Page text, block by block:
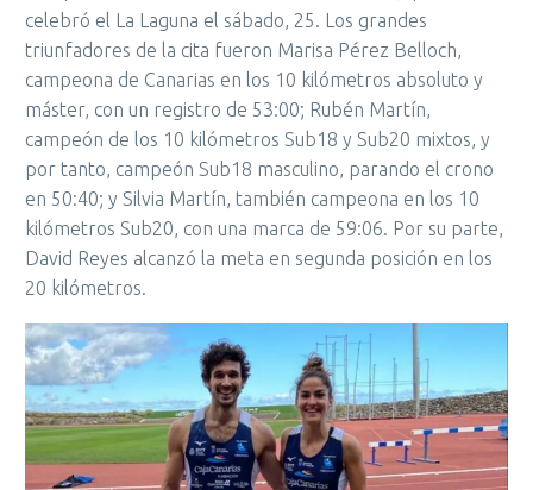
celebró el La Laguna el sábado, 25. Los grandes
triunfadores de la cita fueron Marisa Pérez Belloch,
campeona de Canarias en los 10 kilómetros absoluto y
máster, con un registro de 53:00; Rubén Martín,
campeón de los 10 kilómetros Sub18 y Sub20 mixtos, y
por tanto, campeón Sub18 masculino, parando el crono
en 50:40; y Silvia Martín, también campeona en los 10
kilómetros Sub20, con una marca de 59:06. Por su parte,
David Reyes alcanzó la meta en segunda posición en los
20 kilómetros.